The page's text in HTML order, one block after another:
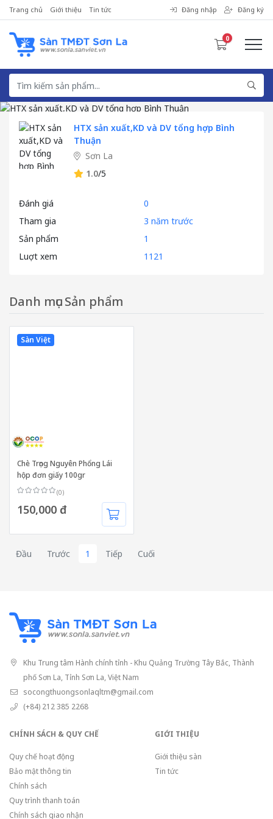
Trang chủ Giới thiệu Tin tức Đăng nhập Đăng ký
0
HTX sản xuất,KD và DV tổng hợp Bình
Thuận
Sơn La
1.0/5
Đánh giá
0
Tham gia
3 năm trước
Sản phẩm
1
Luợt xem
1121
Danh mục Sản phẩm
Sàn Việt
Chè Trọng Nguyên Phổng Lái
hộp đơn giấy 100gr
(0)
150,000 đ
Đầu Trước 1 Tiếp Cuối
Khu Trung tâm Hành chính tỉnh - Khu Quảng Trường Tây Bắc, Thành
phố Sơn La, Tỉnh Sơn La, Việt Nam
socongthuongsonlaqltm@gmail.com
(+84) 212 385 2268
CHÍNH SÁCH & QUY CHẾ
Quy chế hoạt động
Bảo mật thông tin
Chính sách
Quy trình thanh toán
Chính sách giao nhận
GIỚI THIỆU
Giới thiệu sàn
Tin tức